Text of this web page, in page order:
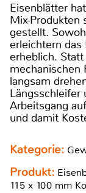
Eisenblätter
Mix-Produkten
gestellt.
erleichtern das
erheblich.
mechanischen
langsam
Längsschleifer
Arbeitsgang
und damit
Kategorie:
Produkt:
115 x 100 mm